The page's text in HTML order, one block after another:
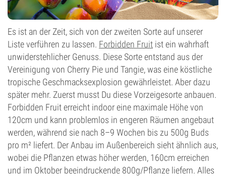
Es ist an der Zeit, sich von der zweiten Sorte auf unserer
Liste verführen zu lassen. Forbidden Fruit ist ein wahrhaft
unwiderstehlicher Genuss. Diese Sorte entstand aus der
Vereinigung von Cherry Pie und Tangie, was eine köstliche
tropische Geschmacksexplosion gewährleistet. Aber dazu
später mehr. Zuerst musst Du diese Vorzeigesorte anbauen.
Forbidden Fruit erreicht indoor eine maximale Höhe von
120cm und kann problemlos in engeren Räumen angebaut
werden, während sie nach 8–9 Wochen bis zu 500g Buds
pro m² liefert. Der Anbau im Außenbereich sieht ähnlich aus,
wobei die Pflanzen etwas höher werden, 160cm erreichen
und im Oktober beeindruckende 800g/Pflanze liefern. Alles